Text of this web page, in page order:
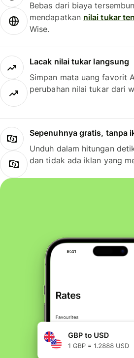
Bebas dari biaya
mendapatkan nilai tukar
Wise.
Lacak nilai tukar langsung
Simpan mata uang favorit
perubahan nilai tukar dari
Sepenuhnya gratis, tanpa
Unduh dalam hitungan
dan tidak ada iklan yang